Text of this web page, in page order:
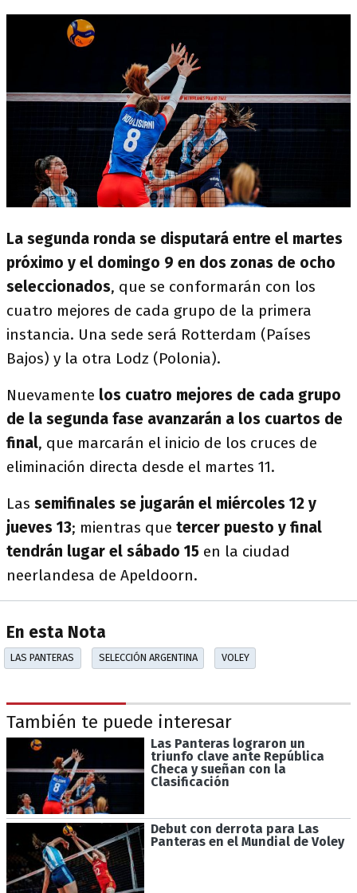
La segunda ronda se disputará entre el martes
próximo y el domingo 9 en dos zonas de ocho
seleccionados, que se conformarán con los
cuatro mejores de cada grupo de la primera
instancia. Una sede será Rotterdam (Países
Bajos) y la otra Lodz (Polonia).
Nuevamente los cuatro mejores de cada grupo
de la segunda fase avanzarán a los cuartos de
final, que marcarán el inicio de los cruces de
eliminación directa desde el martes 11.
Las semifinales se jugarán el miércoles 12 y
jueves 13; mientras que tercer puesto y final
tendrán lugar el sábado 15 en la ciudad
neerlandesa de Apeldoorn.
En esta Nota
LAS PANTERAS SELECCIÓN ARGENTINA VOLEY
También te puede interesar
Las Panteras lograron un
triunfo clave ante República
Checa y sueñan con la
Clasificación
Debut con derrota para Las
Panteras en el Mundial de Voley